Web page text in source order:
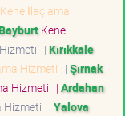
İlaçlama
Kene
| Kırıkkale
Hizmeti | Şırnak
Hizmeti | Ardahan
Hizmeti | Yalova